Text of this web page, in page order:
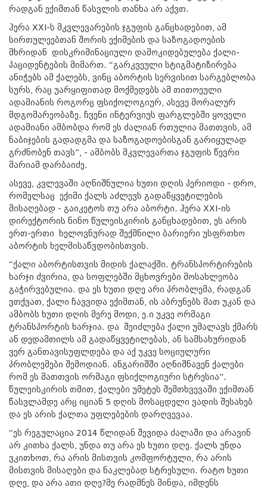
რადგან ექიმთან წასვლის თანხა არ აქვთ.
ჰერა XXI-ს მკვლევარების ჯგუფის განცხადებით, ამ
სირთულეებთან შორის ექიმების და საზოგადოების
მხრიდან დისკრიმინაციული დამოკიდებულება ქალი-
პაციდენტების მიმართ. “გარკვეული სტიგმატიზირება
ანიჭებს ამ ქალებს, ვინც აბორტის სერვისით სარგებლობა
სურს, რაც უარყიფითად მოქმედებს ამ თითოეული
ადამიანის როგორც ფსიქოლოგიურ, ასევე მორალურ
მდგომარეობაზე. ჩვენი ინტერვიუს ფარგლებში ყოველი
ადამიანი ამბობდა რომ ეს ძალიან რთულია მათთვის, ამ
ნაბიჯების გადადგმა და საზოგადოებისგან გარიყულად
გრძნობენ თავს”, - ამბობს მკვლევართა ჯგუფის წევრი
მარიამ დარბაიძე.
ასევე, კვლევაში აღნიშნულია ხუთი დღის პერიოდი - დრო,
რომელსაც ექიმი ქალს აძლევს გადაწყვეტილების
მისაღებად - გაიკეტოს თუ არა აბორტი. ჰერა XXI-ის
დირექტორის ნინო წულეისკირის განცხადებით, ეს არის
ერთ-ერთი ხელოვნურად შექმნილი ბარიერი უსფრთხო
აბორტის ხელმისაწვდობისთვის.
“ქალი აბორტისთვის მიდის ქალაქში. ტრანსპორტირების
ხარჯი ძვირია, და სოფლებში მცხოვრები მოსახლეობა
გაჭირვებულია. და ეს ხუთი დღე არი პრობლემა, რადგან
ვთქვათ, ქალი ჩავვიდა ექიმთან, ის აბრუნებს მათ უკან და
ამბობს ხუთი დღის მერე მოდი, ე.ი უკვე ორმაგი
ტრანსპორტის ხარჯია. და შეიძლება ქალი უმალავს ქმარს
ან დედამთილს ამ გადაწყვეტილებას, ან სამსახურიდან
ვერ განთავისუფლდება და აქ უკვე სოციულური
პრობლემები შემოდიან. ანგარიშში აღნიშნავენ ქალები
რომ ეს მათთვის ორმაგი ფსიქლოგიური სტრესია”.
წულეისკირის თმით, ქალები უმეტეს შემთხვევაში ექიმთან
წასვლამდე არც იციან 5 დღის მოსაცდელი ვადის შესახებ
და ეს არის ქალთა უფლებების დარღვევაა.
“ეს რეგულაცია 2014 წლიდან შევიდა ძალაში და არავინ
არ კითხა ქალს, უნდა თუ არა ეს ხუთი დღე. ქალს უნდა
ვკითხოთ, რა არის მისთვის კომფორტული, რა არის
მისთვის მისაღები და ნაკლებად სტრესული. რატო ხუთი
დღე, და არა ათი დღე?მე რადმნეს მინდა, იმდენს